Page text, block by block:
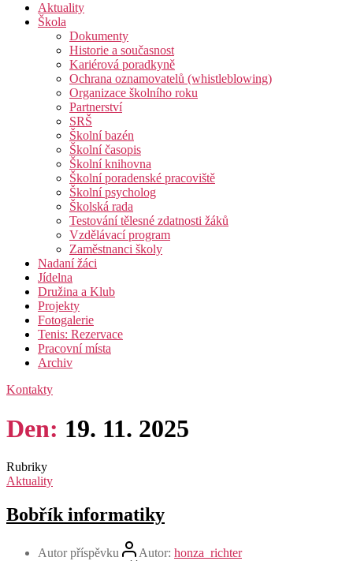
Aktuality
Škola
Dokumenty
Historie a současnost
Kariérová poradkyně
Ochrana oznamovatelů (whistleblowing)
Organizace školního roku
Partnerství
SRŠ
Školní bazén
Školní časopis
Školní knihovna
Školní poradenské pracoviště
Školní psycholog
Školská rada
Testování tělesné zdatnosti žáků
Vzdělávací program
Zaměstnanci školy
Nadaní žáci
Jídelna
Družina a Klub
Projekty
Fotogalerie
Tenis: Rezervace
Pracovní místa
Archiv
Kontakty
Den: 19. 11. 2025
Rubriky
Aktuality
Bobřík informatiky
Autor příspěvku Autor: honza_richter